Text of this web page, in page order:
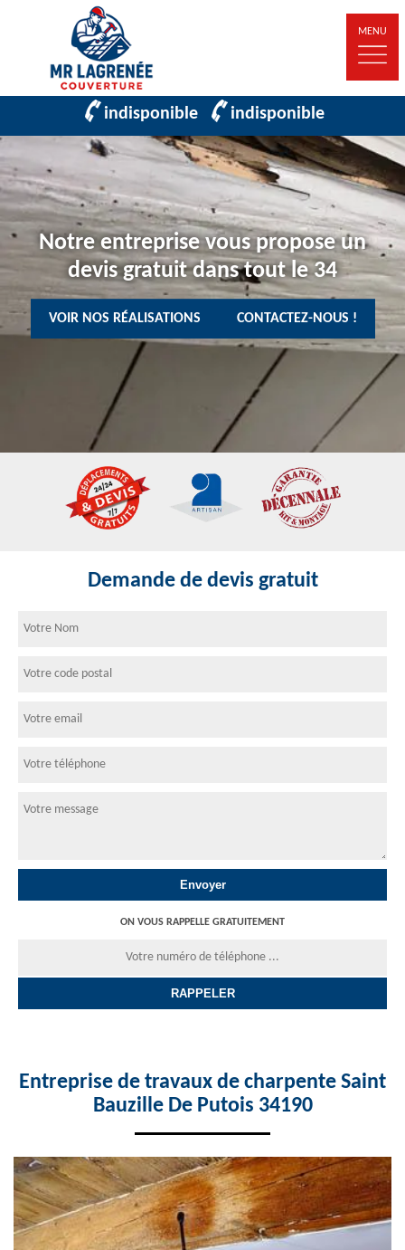
MENU
indisponible indisponible
Notre entreprise vous propose un
devis gratuit dans tout le 34
VOIR NOS RÉALISATIONS CONTACTEZ-NOUS !
Demande de devis gratuit
ON VOUS RAPPELLE GRATUITEMENT
Entreprise de travaux de charpente Saint
Bauzille De Putois 34190